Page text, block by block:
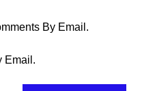
By Email.
Email.